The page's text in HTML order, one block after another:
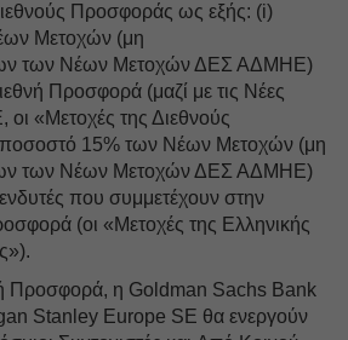
Προσφοράς ως εξής: (i)
Μετοχών (μη
των Νέων Μετοχών ΔΕΣ ΑΔΜΗΕ)
Προσφορά (μαζί με τις Νέες
«Μετοχές της Διεθνούς
15% των Νέων Μετοχών (μη
των Νέων Μετοχών ΔΕΣ ΑΔΜΗΕ)
που συμμετέχουν στην
(οι «Μετοχές της Ελληνικής
Προσφορά, η Goldman Sachs Bank
Stanley Europe SE θα ενεργούν